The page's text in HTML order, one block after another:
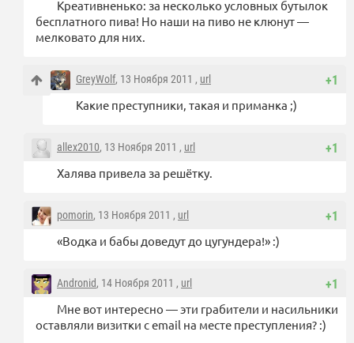
Креативненько: за несколько условных бутылок
бесплатного пива! Но наши на пиво не клюнут —
мелковато для них.
+1
GreyWolf, 13 Ноября 2011 , url
Какие преступники, такая и приманка ;)
+1
allex2010, 13 Ноября 2011 , url
Халява привела за решётку.
+1
pomorin, 13 Ноября 2011 , url
«Водка и бабы доведут до цугундера!» :)
+1
Andronid, 14 Ноября 2011 , url
Мне вот интересно — эти грабители и насильники
оставляли визитки с email на месте преступления? :)